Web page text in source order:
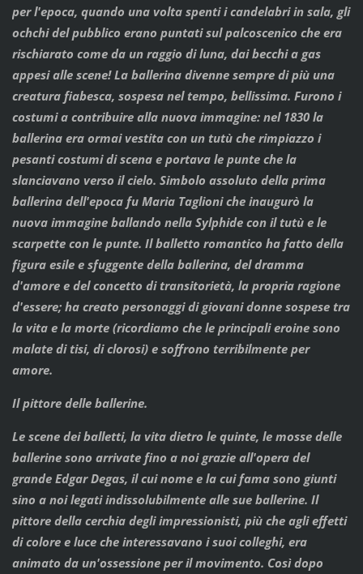
per l'epoca, quando una volta spenti i candelabri in sala, gli
ochchi del pubblico erano puntati sul palcoscenico che era
rischiarato come da un raggio di luna, dai becchi a gas
appesi alle scene! La ballerina divenne sempre di più una
creatura fiabesca, sospesa nel tempo, bellissima. Furono i
costumi a contribuire alla nuova immagine: nel 1830 la
ballerina era ormai vestita con un tutù che rimpiazzo i
pesanti costumi di scena e portava le punte che la
slanciavano verso il cielo. Simbolo assoluto della prima
ballerina dell'epoca fu Maria Taglioni che inaugurò la
nuova immagine ballando nella Sylphide con il tutù e le
scarpette con le punte. Il balletto romantico ha fatto della
figura esile e sfuggente della ballerina, del dramma
d'amore e del concetto di transitorietà, la propria ragione
d'essere; ha creato personaggi di giovani donne sospese tra
la vita e la morte (ricordiamo che le principali eroine sono
malate di tisi, di clorosi) e soffrono terribilmente per
amore.
Il pittore delle ballerine.
Le scene dei balletti, la vita dietro le quinte, le mosse delle
ballerine sono arrivate fino a noi grazie all'opera del
grande Edgar Degas, il cui nome e la cui fama sono giunti
sino a noi legati indissolubilmente alle sue ballerine. Il
pittore della cerchia degli impressionisti, più che agli effetti
di colore e luce che interessavano i suoi colleghi, era
animato da un'ossessione per il movimento. Così dopo